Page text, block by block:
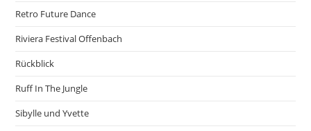
Retro Future Dance
Riviera Festival Offenbach
Rückblick
Ruff In The Jungle
Sibylle und Yvette